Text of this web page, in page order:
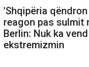
'Shqipëria
reagon pas sulmit
Berlin: Nuk ka
ekstremizmin